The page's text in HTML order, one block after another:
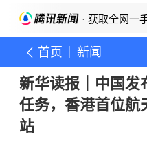
· 获取全网一
首页 新闻
新华读报｜中国发
任务，香港首位航
站